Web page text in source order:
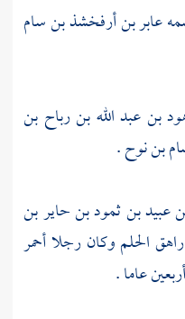
عابر بن أرفخشذ بن سام
بن عبد الله بن رباح بن
بن نوح.
عبيد بن ثمود بن حاير بن
الحلم وكان رجلا أحمر
عاما .